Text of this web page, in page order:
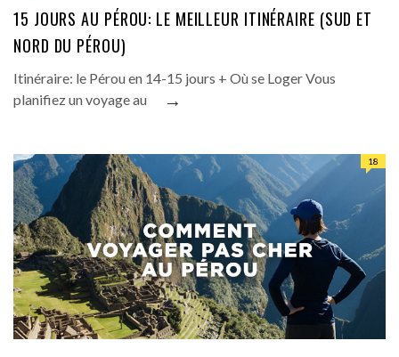
15 JOURS AU PÉROU: LE MEILLEUR ITINÉRAIRE (SUD ET
NORD DU PÉROU)
Itinéraire: le Pérou en 14-15 jours + Où se Loger Vous
planifiez un voyage au
→
18